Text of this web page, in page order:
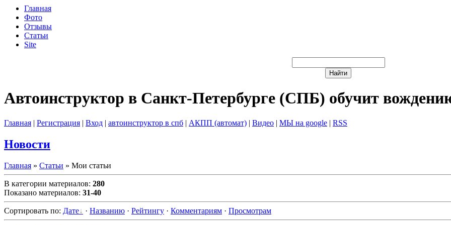
Главная
Фото
Отзывы
Статьи
Site
Автоинструктор в Санкт-Петербурге (СПБ) обучит
Главная | Регистрация | Вход | автоинструктор в спб | АКПП (автомат) | Видео | МЫ на google | RSS
Новости
Главная » Статьи » Мои статьи
В категории материалов: 280
Показано материалов: 31-40
Сортировать по: Дате · Названию · Рейтингу · Комментариям · Просмотрам